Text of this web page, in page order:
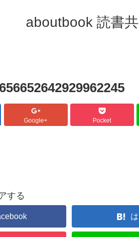
aboutbook 読書
Google+ Pocket
する